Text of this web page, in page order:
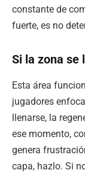
constante de
fuerte, es no
Si la zona se
Esta área
jugadores
llenarse, la
ese momento,
genera
capa, hazlo. Si